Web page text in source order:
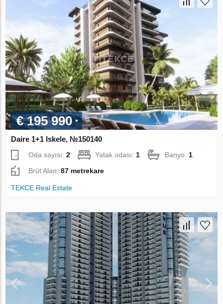
€ 195 990
Daire 1+1 Iskele, №150140
Oda sayısı:2 Yatak odası: 1 Banyo: 1
Brüt Alan:87 metrekare
TEKCE Real Estate